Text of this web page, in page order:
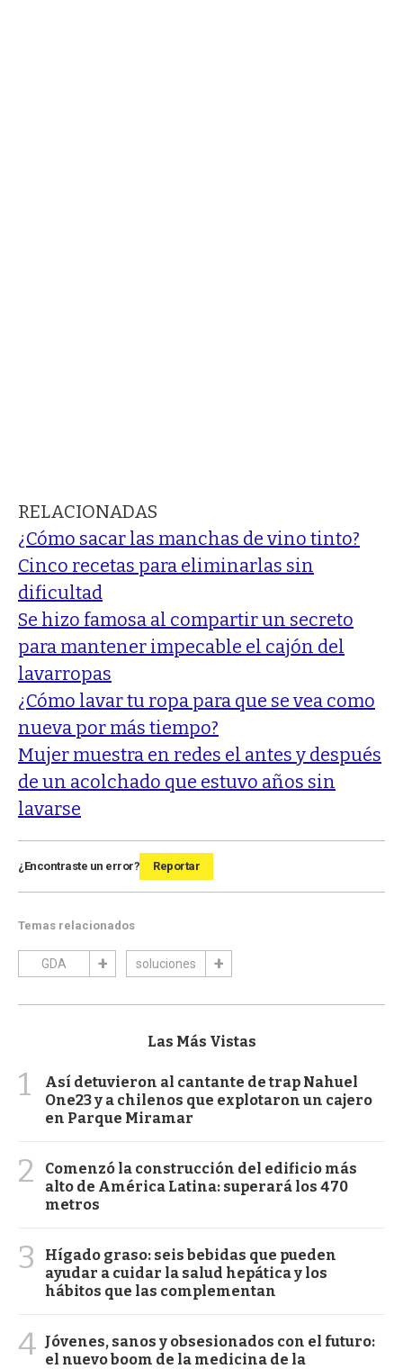
RELACIONADAS
¿Cómo sacar las manchas de vino tinto?
Cinco recetas para eliminarlas sin
dificultad
Se hizo famosa al compartir un secreto
para mantener impecable el cajón del
lavarropas
¿Cómo lavar tu ropa para que se vea como
nueva por más tiempo?
Mujer muestra en redes el antes y después
de un acolchado que estuvo años sin
lavarse
¿Encontraste un error? Reportar
Temas relacionados
GDA soluciones
Las Más Vistas
1
Así detuvieron al cantante de trap Nahuel
One23 y a chilenos que explotaron un cajero
en Parque Miramar
2
Comenzó la construcción del edificio más
alto de América Latina: superará los 470
metros
3
Hígado graso: seis bebidas que pueden
ayudar a cuidar la salud hepática y los
hábitos que las complementan
4 Jóvenes, sanos y obsesionados con el futuro:
el nuevo boom de la medicina de la